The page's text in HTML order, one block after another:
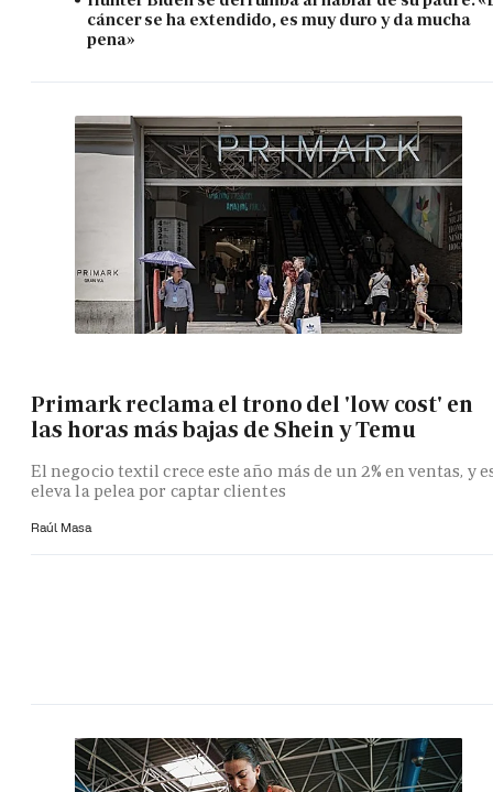
cáncer se ha extendido, es muy duro y da mucha
pena»
Primark reclama el trono del 'low cost' en
las horas más bajas de Shein y Temu
El negocio textil crece este año más de un 2% en ventas, y
eleva la pelea por captar clientes
Raúl Masa